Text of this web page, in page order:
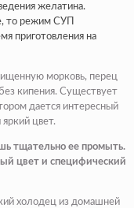
желатина.
то режим СУП
приготовления на
морковь, перец
кипения. Существует
дается интересный
цвет.
тщательно ее промыть.
цвет и специфический
холодец из домашней